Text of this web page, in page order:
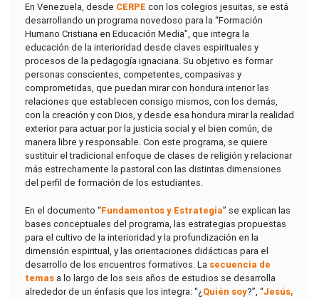
En Venezuela, desde CERPE con los colegios jesuitas, se está
desarrollando un programa novedoso para la “Formación
Humano Cristiana en Educación Media”, que integra la
educación de la interioridad desde claves espirituales y
procesos de la pedagogía ignaciana. Su objetivo es formar
personas conscientes, competentes, compasivas y
comprometidas, que puedan mirar con hondura interior las
relaciones que establecen consigo mismos, con los demás,
con la creación y con Dios, y desde esa hondura mirar la realidad
exterior para actuar por la justicia social y el bien común, de
manera libre y responsable. Con este programa, se quiere
sustituir el tradicional enfoque de clases de religión y relacionar
más estrechamente la pastoral con las distintas dimensiones
del perfil de formación de los estudiantes.
En el documento “Fundamentos y Estrategia” se explican las
bases conceptuales del programa, las estrategias propuestas
para el cultivo de la interioridad y la profundización en la
dimensión espiritual, y las orientaciones didácticas para el
desarrollo de los encuentros formativos. La secuencia de
temasa lo largo de los seis años de estudios se desarrolla
alrededor de un énfasis que los integra: “¿ Quién soy?”, “Jesús,